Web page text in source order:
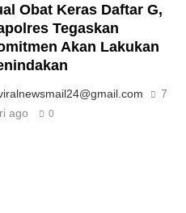
Obat Keras Daftar G,
Tegaskan
Akan Lakukan
7
ago
0